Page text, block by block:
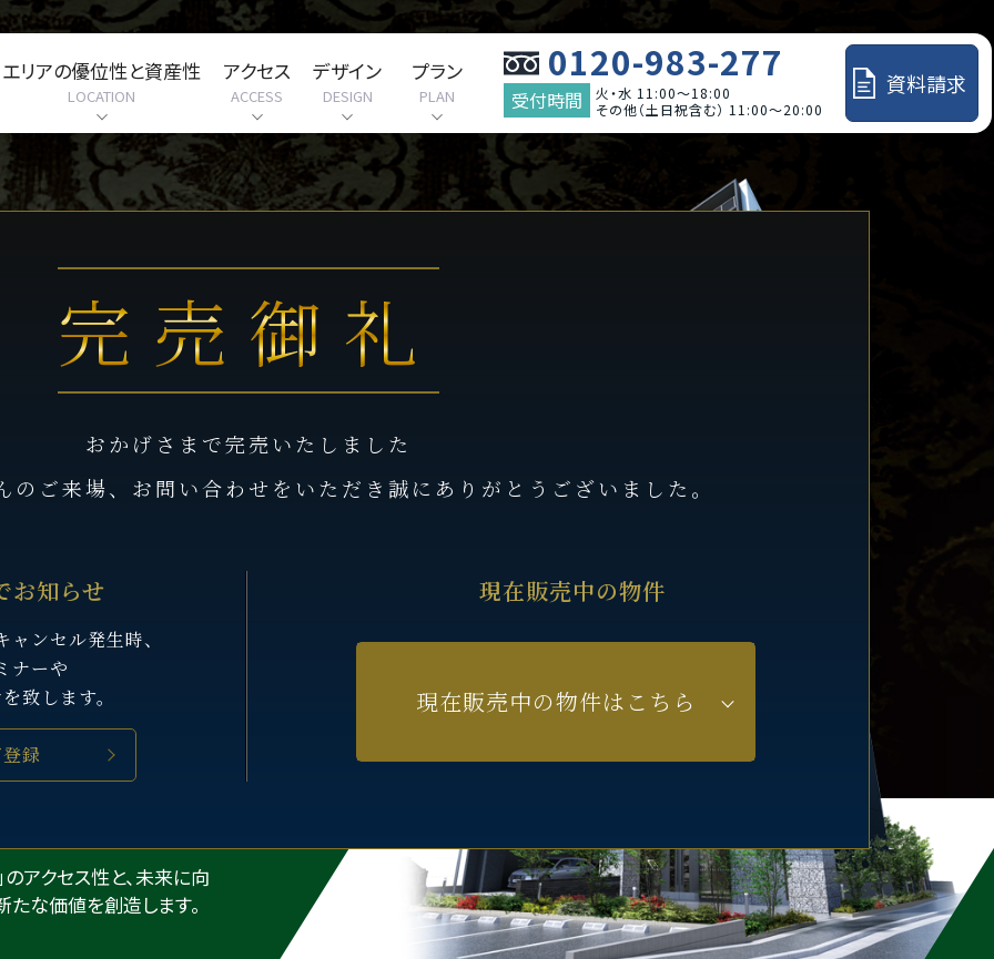
エリアの優位性と資産性
LOCATION
アクセス
ACCESS
デザイン
DESIGN
プラン
PLAN
0120-983-277
受付時間
火・水 11:00～18:00
その他（土日祝含む） 11:00～20:00
資料請求
完売御礼
おかげさまで完売いたしました
のご来場、お問い合わせをいただき誠にありがとうございました。
お知らせ
ンセル発生時、
ナーや
致します。
録
現在販売中の物件
現在販売中の物件はこちら
アクセス性と、未来に向
な価値を創造します。